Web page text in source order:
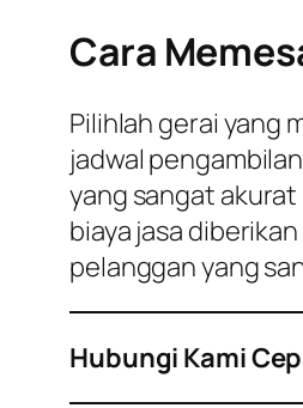
Cara
Pilihlah gerai yang
jadwal
yang sangat
biaya jasa
pelanggan yang
Hubungi Kami